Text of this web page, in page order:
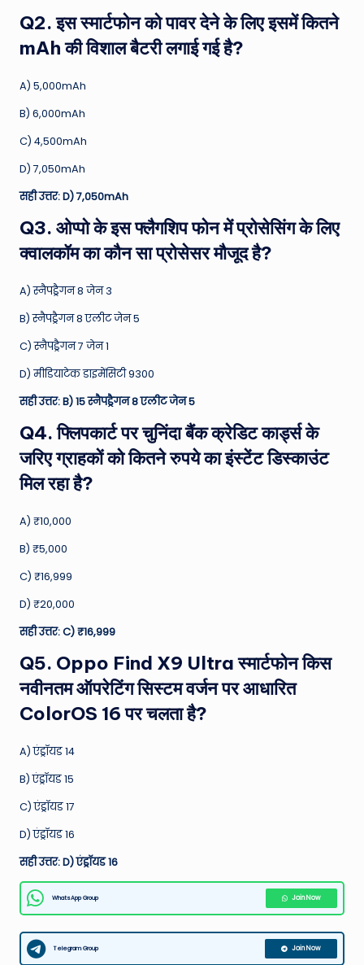
Q2. इस स्मार्टफोन को पावर देने के लिए इसमें कितने
mAh की विशाल बैटरी लगाई गई है?
A) 5,000mAh
B) 6,000mAh
C) 4,500mAh
D) 7,050mAh
सही उत्तर: D) 7,050mAh
Q3. ओप्पो के इस फ्लैगशिप फोन में प्रोसेसिंग के लिए
क्वालकॉम का कौन सा प्रोसेसर मौजूद है?
A) स्नैपड्रैगन 8 जेन 3
B) स्नैपड्रैगन 8 एलीट जेन 5
C) स्नैपड्रैगन 7 जेन 1
D) मीडियाटेक डाइमेंसिटी 9300
सही उत्तर: B) 15 स्नैपड्रैगन 8 एलीट जेन 5
Q4. फ्लिपकार्ट पर चुनिंदा बैंक क्रेडिट कार्ड्स के
जरिए ग्राहकों को कितने रुपये का इंस्टेंट डिस्काउंट
मिल रहा है?
A) ₹10,000
B) ₹5,000
C) ₹16,999
D) ₹20,000
सही उत्तर: C) ₹16,999
Q5. Oppo Find X9 Ultra स्मार्टफोन किस
नवीनतम ऑपरेटिंग सिस्टम वर्जन पर आधारित
ColorOS 16 पर चलता है?
A) एंड्रॉयड 14
B) एंड्रॉयड 15
C) एंड्रॉयड 17
D) एंड्रॉयड 16
सही उत्तर: D) एंड्रॉयड 16
WhatsApp Group Join Now
Telegram Group Join Now